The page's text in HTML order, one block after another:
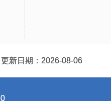
更新日期：2026-08-06